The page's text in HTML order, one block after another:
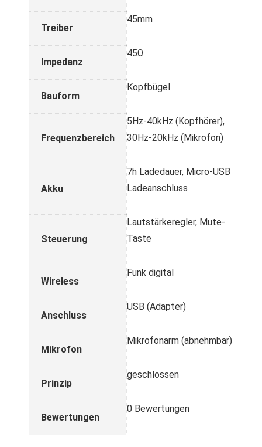
Treiber
45mm
Impedanz
45Ω
Bauform
Kopfbügel
Frequenzbereich
5Hz-40kHz (Kopfhörer),
30Hz-20kHz (Mikrofon)
Akku
7h Ladedauer, Micro-USB
Ladeanschluss
Steuerung
Lautstärkeregler, Mute-
Taste
Wireless
Funk digital
Anschluss
USB (Adapter)
Mikrofon
Mikrofonarm (abnehmbar)
Prinzip
geschlossen
Bewertungen
0 Bewertungen